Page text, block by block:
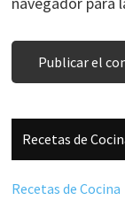
Barra
lateral
principal
Recetas de
Recetas de Cocina